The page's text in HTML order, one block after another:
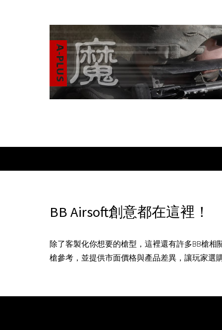
BB Airsoft創意都在這裡！
除了客製化你想要的槍型，這裡還有許多BB槍
槍參考，並提供市面價格與產品差異，讓玩家選